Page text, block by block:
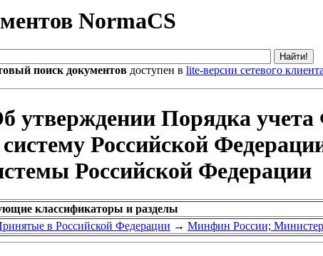
NormaCS
поиск документов доступен в lite-версии сетевого
утверждении Порядка
Российской
Российской Федерации
классификаторы и разделы
в Российской Федерации → Минфин России;